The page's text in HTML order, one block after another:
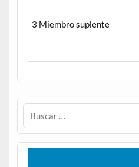
3 Miembro suplente